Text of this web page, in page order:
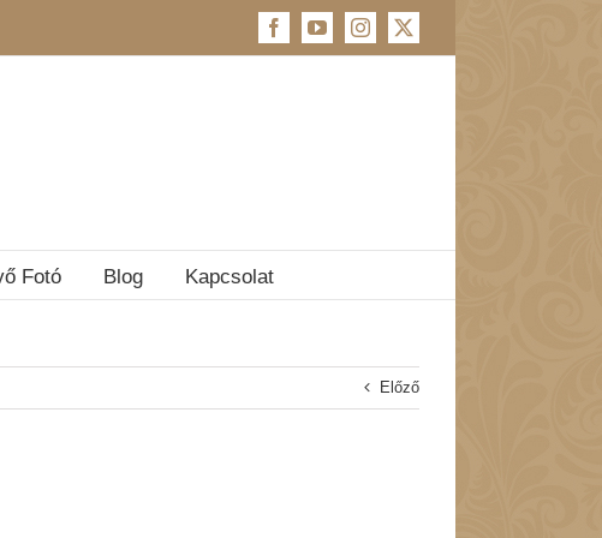
FacebookYouTubeInstagram
X
Fotó Blog Kapcsolat
Előző